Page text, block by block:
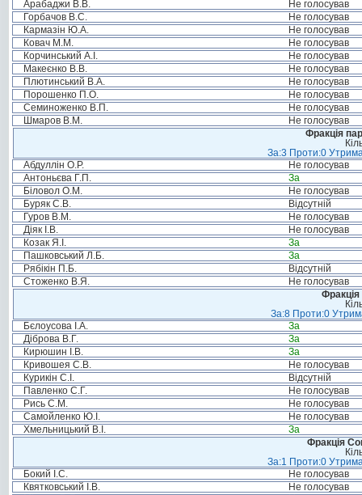
Арабаджи В.В.
Не голосував
Горбачов В.С.
Не голосував
Кармазін Ю.А.
Не голосував
Ковач М.М.
Не голосував
Корчинський А.І.
Не голосував
Макеєнко В.В.
Не голосував
Плютинський В.А.
Не голосував
Порошенко П.О.
Не голосував
Семиноженко В.П.
Не голосував
Шмаров В.М.
Не голосував
Фракція
За:3 Проти:0
Абдуллін О.Р.
Не голосував
Антоньєва Г.П.
За
Біловол О.М.
Не голосував
Буряк С.В.
Відсутній
Гуров В.М.
Не голосував
Діяк І.В.
Не голосував
Козак Я.І.
За
Пашковський Л.Б.
За
Рябікін П.Б.
Відсутній
Стоженко В.Я.
Не голосував
Фракція
За:8 Проти:0
Бєлоусова І.А.
За
Діброва В.Г.
За
Кирюшин І.В.
За
Кривошея С.В.
Не голосував
Курикін С.І.
Відсутній
Павленко С.Г.
Не голосував
Рись С.М.
Не голосував
Самойленко Ю.І.
Не голосував
Хмельницький В.І.
За
Фракція
За:1 Проти:0
Бокий І.С.
Не голосував
Квятковський І.В.
Не голосував